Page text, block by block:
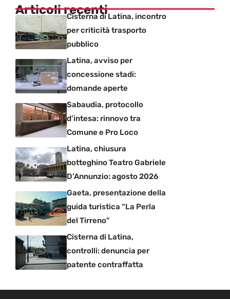
Articoli recentiCisterna di Latina, incontro
per criticità trasporto
pubblico
Latina, avviso per
concessione stadi:
domande aperte
Sabaudia, protocollo
d’intesa: rinnovo tra
Comune e Pro Loco
Latina, chiusura
botteghino Teatro Gabriele
D’Annunzio: agosto 2026
Gaeta, presentazione della
guida turistica “La Perla
del Tirreno”
Cisterna di Latina,
controlli: denuncia per
patente contraffatta